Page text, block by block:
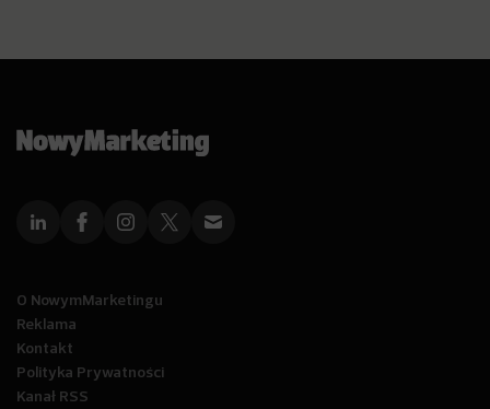
O NowymMarketingu
Reklama
Kontakt
Polityka Prywatności
Kanał RSS